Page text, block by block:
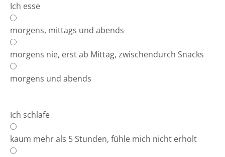
Ich esse
morgens, mittags und abends
morgens nie, erst ab Mittag, zwischendurch Snacks
morgens und abends
Ich schlafe
kaum mehr als 5 Stunden, fühle mich nicht erholt